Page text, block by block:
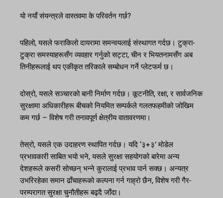
यो नयाँ संयन्त्रले वास्तवमा के परिवर्तन गर्छ?
पहिलो, यसले फराकिलो दायरामा समन्वयलाई संस्थागत गर्दछ। टुक्रा-
टुक्रा समस्याहरूसँग व्यवहार गर्नुको सट्टा, चीन र भियतनामसँग अब
तिनीहरूलाई थप एकीकृत तरिकाले सम्बोधन गर्ने प्लेटफर्म छ।
दोस्रो, यसले सञ्चारको बानी निर्माण गर्दछ। कूटनीति, रक्षा, र सार्वजनिक
सुरक्षामा अधिकारीहरू बीचको नियमित सम्पर्कले गलतफहमीको जोखिम
कम गर्छ – विशेष गरी तनावपूर्ण क्षेत्रीय वातावरणमा।
तेस्रो, यसले एक उदाहरण स्थापित गर्दछ। यदि ‘३+३’ मोडेल
प्रभावकारी साबित भयो भने, यसले सुरक्षा सहयोगको बारेमा अन्य
देशहरूले कसरी सोच्छन् भन्ने कुरालाई प्रभाव पार्न सक्छ। अन्यत्र
उभरिरहेका समान ढाँचाहरूको कल्पना गर्न गाह्रो छैन, विशेष गरी गैर-
परम्परागत सुरक्षा चुनौतीहरू बढ्दै जाँदा।